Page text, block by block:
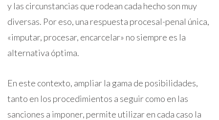
y las circunstancias que rodean cada hecho son muy
diversas. Por eso, una respuesta procesal-penal única,
«imputar, procesar, encarcelar» no siempre es la
alternativa óptima.
En este contexto, ampliar la gama de posibilidades,
tanto en los procedimientos a seguir como en las
sanciones a imponer, permite utilizar en cada caso la